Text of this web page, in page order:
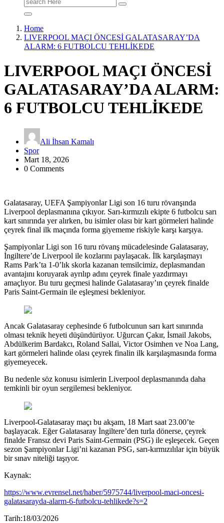
for:
Home
LIVERPOOL MAÇI ÖNCESİ GALATASARAY’DA
ALARM: 6 FUTBOLCU TEHLİKEDE
LIVERPOOL MAÇI ÖNCESİ
GALATASARAY’DA ALARM:
6 FUTBOLCU TEHLİKEDE
Ali İhsan Kamalı
Spor
Mart 18, 2026
0 Comments
Galatasaray, UEFA Şampiyonlar Ligi son 16 turu rövanşında
Liverpool deplasmanına çıkıyor. Sarı-kırmızılı ekipte 6 futbolcu sarı
kart sınırında yer alırken, bu isimler olası bir kart görmeleri halinde
çeyrek final ilk maçında forma giyememe riskiyle karşı karşıya.
Şampiyonlar Ligi son 16 turu rövanş mücadelesinde Galatasaray,
İngiltere’de Liverpool ile kozlarını paylaşacak. İlk karşılaşmayı
Rams Park’ta 1-0’lık skorla kazanan temsilcimiz, deplasmandan
avantajını koruyarak ayrılıp adını çeyrek finale yazdırmayı
amaçlıyor. Bu turu geçmesi halinde Galatasaray’ın çeyrek finalde
Paris Saint-Germain ile eşleşmesi bekleniyor.
Ancak Galatasaray cephesinde 6 futbolcunun sarı kart sınırında
olması teknik heyeti düşündürüyor. Uğurcan Çakır, İsmail Jakobs,
Abdülkerim Bardakcı, Roland Sallai, Victor Osimhen ve Noa Lang,
kart görmeleri halinde olası çeyrek finalin ilk karşılaşmasında forma
giyemeyecek.
Bu nedenle söz konusu isimlerin Liverpool deplasmanında daha
temkinli bir oyun sergilemesi bekleniyor.
Liverpool-Galatasaray maçı bu akşam, 18 Mart saat 23.00’te
başlayacak. Eğer Galatasaray İngiltere’den turla dönerse, çeyrek
finalde Fransız devi Paris Saint-Germain (PSG) ile eşleşecek. Geçen
sezon Şampiyonlar Ligi’ni kazanan PSG, sarı-kırmızılılar için büyük
bir sınav niteliği taşıyor.
Kaynak:
https://www.evrensel.net/haber/5975744/liverpool-maci-oncesi-
galatasarayda-alarm-6-futbolcu-tehlikede?s=2
Tarih:18/03/2026